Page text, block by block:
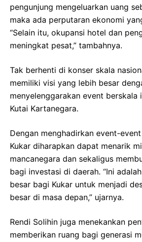
pengunjung mengeluarkan uang
maka ada perputaran ekonomi
“Selain itu, okupansi hotel dan
meningkat pesat,” tambahnya.
Tak berhenti di konser skala
memiliki visi yang lebih besar
menyelenggarakan event berskala
Kutai Kartanegara.
Dengan menghadirkan event-
Kukar diharapkan dapat menarik
mancanegara dan sekaligus
bagi investasi di daerah. “Ini
besar bagi Kukar untuk menjadi
besar di masa depan,” ujarnya.
Rendi Solihin juga menekankan
memberikan ruang bagi generasi